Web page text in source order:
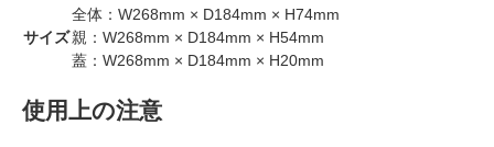
サイズ
全体：W268mm × D184mm × H74mm
親：W268mm × D184mm × H54mm
蓋：W268mm × D184mm × H20mm
使用上の注意